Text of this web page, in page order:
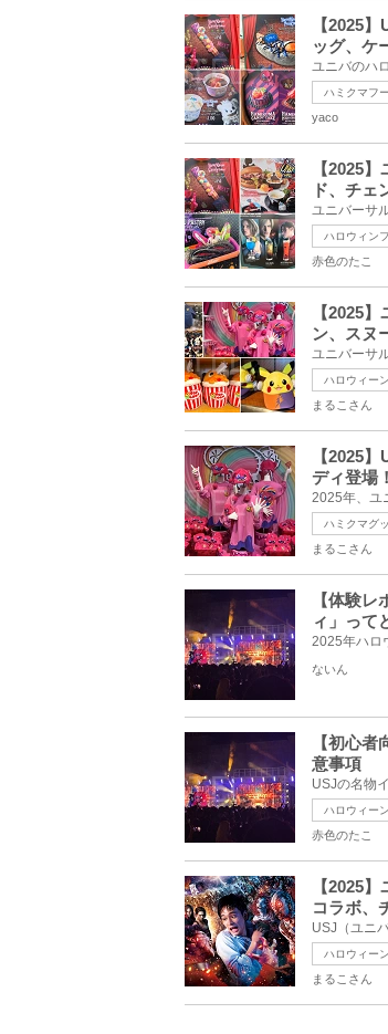
【2025
ッグ、ケ
ハミクマフ
yaco
【2025
ド、チェ
ハロウィン
赤色のたこ
【2025
ン、スヌ
ハロウィー
まるこさん
【2025
ディ登場
ハミクマグ
まるこさん
【体験
ィ」って
ないん
【初心
意事項
ハロウィー
赤色のたこ
【2025
コラボ、
ハロウィー
まるこさん